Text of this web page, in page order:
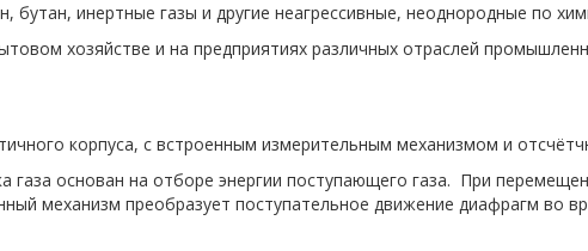
инертные газы и другие неагрессивные, неоднородные по
хозяйстве и на предприятиях различных отраслей
корпуса, с встроенным измерительным механизмом и
газа основан на отборе энергии поступающего газа. При
механизм преобразует поступательное движение диафрагм во